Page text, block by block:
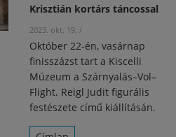
Krisztián kortárs táncossal
2023. okt. 19. /
Október 22-én, vasárnap
finisszázst tart a Kiscelli
Múzeum a Szárnyalás–Vol–
Flight. Reigl Judit figurális
festészete című kiállításán.